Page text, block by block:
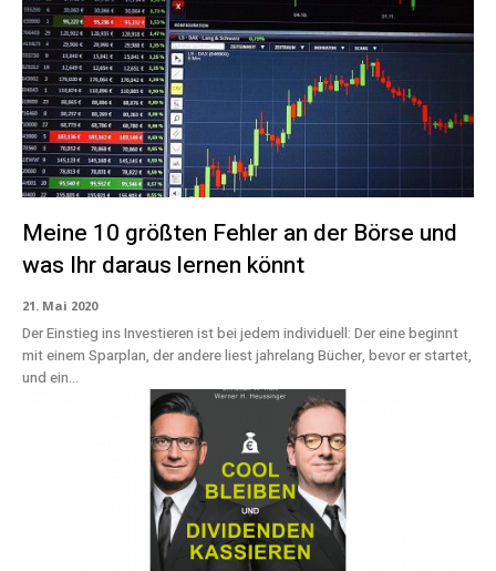
Meine 10 größten Fehler an der Börse und
was Ihr daraus lernen könnt
21. Mai 2020
Der Einstieg ins Investieren ist bei jedem individuell: Der eine beginnt
mit einem Sparplan, der andere liest jahrelang Bücher, bevor er startet,
und ein...